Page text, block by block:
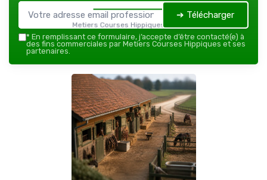
Metiers Courses Hippiques — 2026
➔ Télécharger
* En remplissant ce formulaire, j’accepte d’être contacté(e) à
des fins commerciales par Metiers Courses Hippiques et ses
partenaires.